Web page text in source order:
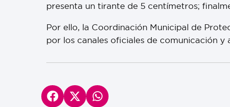
presenta un tirante de 5 centímetros;
Por ello, la Coordinación Municipal de
por los canales oficiales de comunicación y